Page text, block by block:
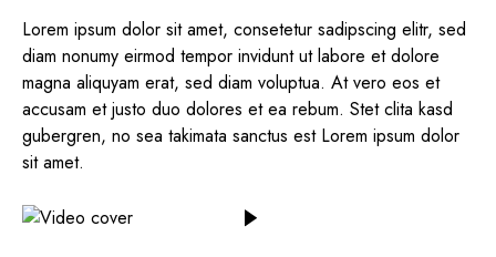
Lorem ipsum dolor sit amet, consetetur sadipscing elitr, sed
diam nonumy eirmod tempor invidunt ut labore et dolore
magna aliquyam erat, sed diam voluptua. At vero eos et
accusam et justo duo dolores et ea rebum. Stet clita kasd
gubergren, no sea takimata sanctus est Lorem ipsum dolor
sit amet.